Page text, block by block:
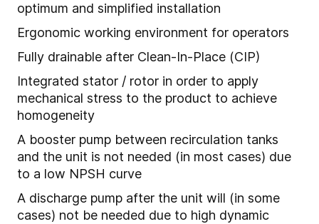
optimum and simplified installation
Ergonomic working environment for operators
Fully drainable after Clean-In-Place (CIP)
Integrated stator / rotor in order to apply
mechanical stress to the product to achieve
homogeneity
A booster pump between recirculation tanks
and the unit is not needed (in most cases) due
to a low NPSH curve
A discharge pump after the unit will (in some
cases) not be needed due to high dynamic